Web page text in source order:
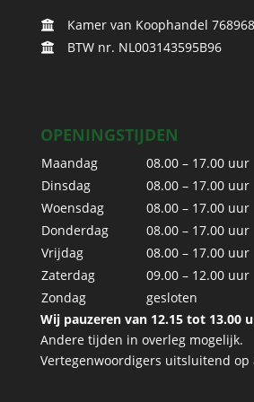
Kamer van Koophandel
BTW nr. NL003143595B96
OPENINGSTIJDEN
Maandag
08.00 – 17.00 uur
Dinsdag
08.00 – 17.00 uur
Woensdag
08.00 – 17.00 uur
Donderdag
08.00 – 17.00 uur
Vrijdag
08.00 – 17.00 uur
Zaterdag
09.00 – 12.00 uur
Zondag
gesloten
Wij pauzeren van 12.15 tot 13.00
Andere tijden in overleg mogelijk.
Vertegenwoordigers uitsluitend op